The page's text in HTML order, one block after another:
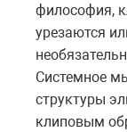
философия,
урезаются
Системное
структуры
клиповым